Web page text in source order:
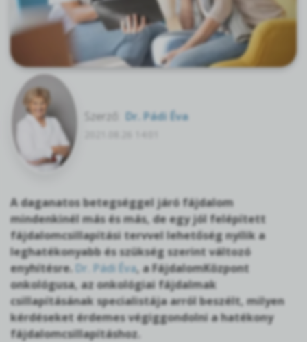
Szerző: Dr. Pádi Éva
A daganatos betegséggel járó fájdalom
mindenkinél más és más, de egy jól felépített
fájdalomcsillapítási tervvel lehetőség nyílik a
leghatékonyabb és szükség szerint változó
enyhítésre.
Dr. Pádi Éva, a FájdalomKözpont
onkológusa, az onkológiai fájdalmak
csillapításának specialistája arról beszélt, milyen
kérdéseket érdemes végiggondolni a hatékony
fájdalomcsillapításhoz.